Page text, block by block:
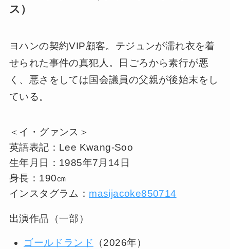
ス）
ヨハンの契約VIP顧客。テジュンが濡れ衣を着
せられた事件の真犯人。日ごろから素行が悪
く、悪さをしては国会議員の父親が後始末をし
ている。
＜イ・グァンス＞
英語表記：Lee Kwang-Soo
生年月日：1985年7月14日
身長：190㎝
インスタグラム： masijacoke850714
出演作品（一部）
ゴールドランド （2026年）